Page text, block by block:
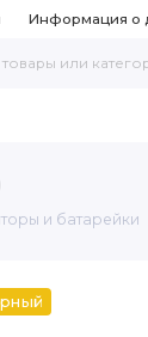
Информация о
и батарейки